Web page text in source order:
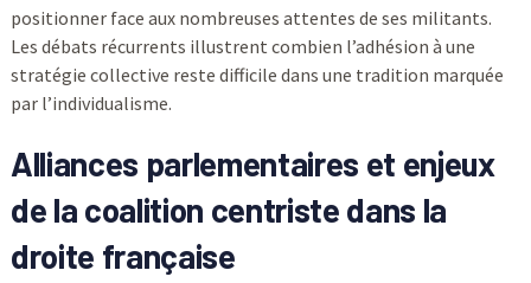
positionner face aux nombreuses attentes de ses militants.
Les débats récurrents illustrent combien l’adhésion à une
stratégie collective reste difficile dans une tradition marquée
par l’individualisme.
Alliances parlementaires et enjeux
de la coalition centriste dans la
droite française